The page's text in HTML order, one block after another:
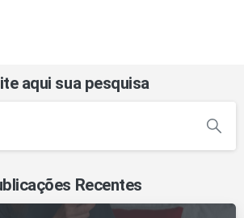
aqui sua pesquisa
Recentes